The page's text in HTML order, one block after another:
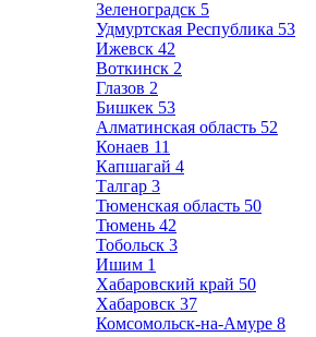
Зеленоградск 5
Удмуртская Республика 53
Ижевск 42
Воткинск 2
Глазов 2
Бишкек 53
Алматинская область 52
Конаев 11
Капшагай 4
Талгар 3
Тюменская область 50
Тюмень 42
Тобольск 3
Ишим 1
Хабаровский край 50
Хабаровск 37
Комсомольск-на-Амуре 8